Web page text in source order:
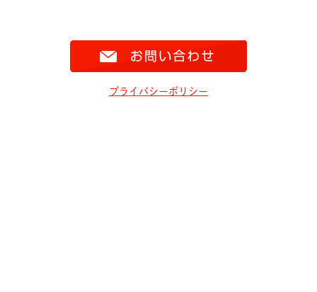
プライバシーポリシー